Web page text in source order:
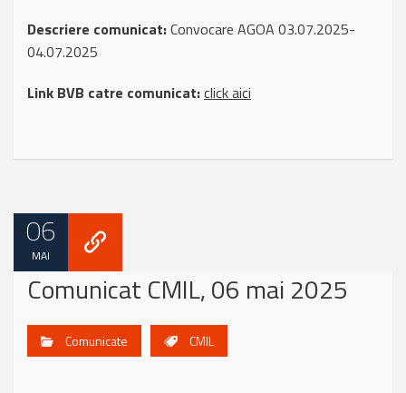
Descriere comunicat:Convocare AGOA 03.07.2025-
04.07.2025
Link BVB catre comunicat:click aici
06
MAI
Comunicat CMIL, 06 mai 2025
Comunicate CMIL